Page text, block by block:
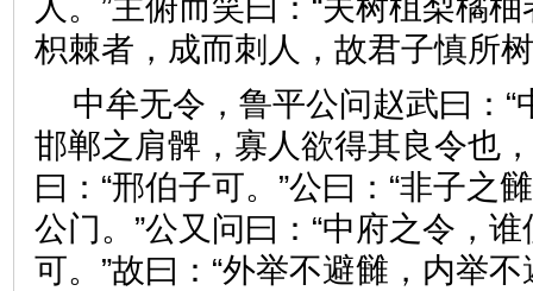
人。”主俯而笑曰：“夫树柤梨橘
枳棘者，成而刺人，故君子慎
中牟无令，鲁平公问赵武曰：
邯郸之肩髀，寡人欲得其良令也
曰：“邢伯子可。”公曰：“非子之
公门。”公又问曰：“中府之令，谁
可。”故曰：“外举不避雠，内举